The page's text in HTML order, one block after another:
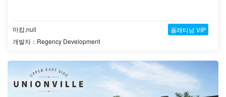
마캄,null
개발자：Regency Development
플래티넘 VIP